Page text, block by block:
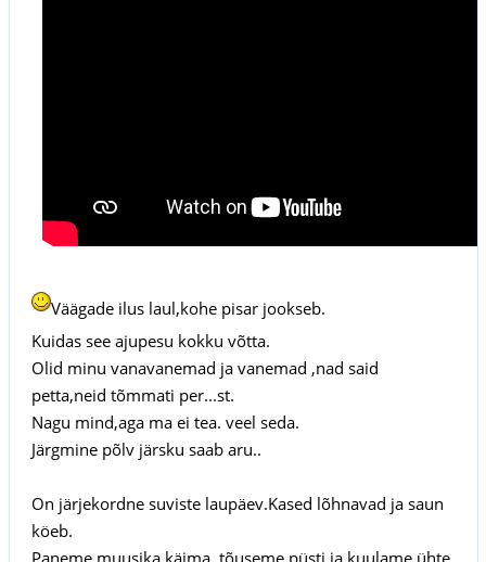
Väägade ilus laul,kohe pisar jookseb.
Kuidas see ajupesu kokku võtta.
Olid minu vanavanemad ja vanemad ,nad said
petta,neid tõmmati per...st.
Nagu mind,aga ma ei tea. veel seda.
Järgmine põlv järsku saab aru..
On järjekordne suviste laupäev.Kased lõhnavad ja saun
köeb.
Paneme muusika käima ,tõuseme püsti ja kuulame ühte